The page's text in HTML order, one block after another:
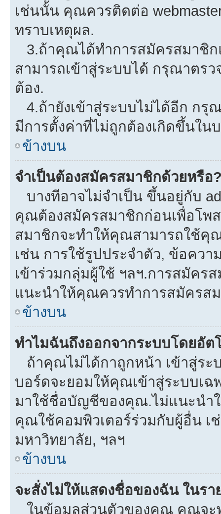
เช่นนั้น คุณควรติดต่อ
ทราบเหตุผล.
3.ถ้าคุณได้ทำการสมัครสมาชิ
สามารถเข้าสู่ระบบได้ กรุณาตรว
ต้อง.
4.ถ้ายังเข้าสู่ระบบไม่ได้อีก กรุ
มีการตั้งค่าที่ไม่ถูกต้องเกิดขึ้นใน
ข้างบน
จำเป็นต้องสมัครสมาชิกด้วยหรือ
บางทีอาจไม่จำเป็น ขึ้นอยู่กับ
คุณต้องสมัครสมาชิกก่อนเพื่อโพ
สมาชิกจะทำให้คุณสามารถใช้คุ
เช่น การใช้รูปประจำตัว, ข้อคว
เข้าร่วมกลุ่มผู้ใช้ ฯลฯ.การสมัคร
แนะนำให้คุณควรทำการสมัครส
ข้างบน
ทำไมฉันถึงออกจากระบบโดยอัต
ถ้าคุณไม่ได้กาถูกหน้า เข้าสู่ระ
บอร์ดจะยอมให้คุณเข้าสู่ระบบเ
มาใช้ชื่อบัญชีของคุณ.ไม่แนะนำ
คุณใช้คอมพิวเตอร์ร่วมกับผู้อื่น เ
มหาวิทยาลัย, ฯลฯ
ข้างบน
จะสั่งไม่ให้แสดงชื่อของฉัน ในร
ในข้อมูลส่วนตัวของคุณ คุณจะ